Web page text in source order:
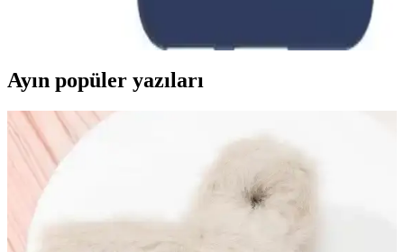
kaymayı azaltır ve kolay temizlenir. Kablosuz şarjla uyumlu,
gövdeyi koruyan tasarım kullanımı rahatlatır.
Ayın popüler yazıları